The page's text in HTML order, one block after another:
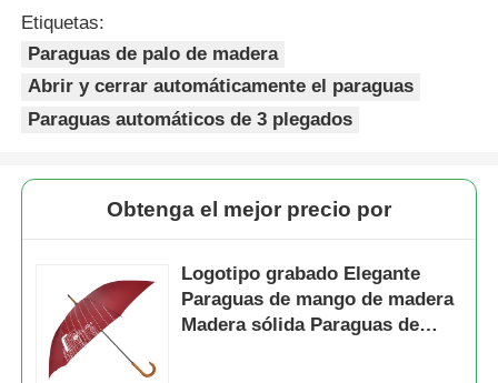
Etiquetas:
Paraguas de palo de madera
Abrir y cerrar automáticamente el paraguas
Paraguas automáticos de 3 plegados
Obtenga el mejor precio por
Logotipo grabado Elegante
Paraguas de mango de madera
Madera sólida Paraguas de